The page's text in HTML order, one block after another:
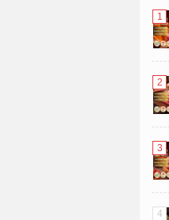
1
2
3
4